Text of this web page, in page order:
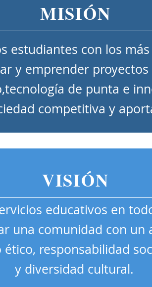
MISIÓN
estudiantes con los
y emprender
de punta e
competitiva y
VISIÓN
educativos en
una comunidad con
responsabilidad
y diversidad cultural.